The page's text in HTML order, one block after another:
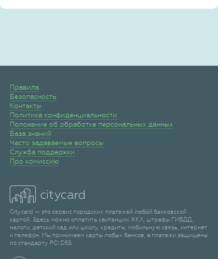
Правила
Безопасность
Контакты
Политика конфиденциальности
Положение об обработке персональных данных
База знаний
Часто задаваемые вопросы
Служба поддержки
Про комиссию
Citycard — это сервис городских платежей любой банковской
картой. Здесь можно оплатить квитанции ЖКХ, штрафы ГИБДД,
налоги, детский сад или школу, кредиты, мобильную связь, интернет
и телефон. Мы принимаем карты любых банков, а платежи защищены
по стандарту PCI DSS.